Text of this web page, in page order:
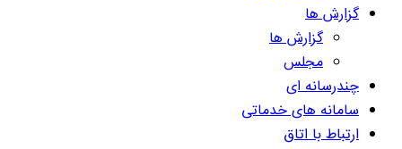
گزارش ها
گزارش ها
مجلس
چندرسانه ای
سامانه های خدماتی
ارتباط با اتاق